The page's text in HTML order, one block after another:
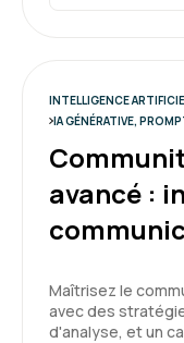
INTELLIGENCE
IA GÉNÉRATIVE,
avancé :
Maîtrisez le
avec des
d'analyse, et un